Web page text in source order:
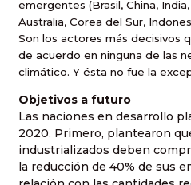
emergentes (Brasil, China,
Australia, Corea del Sur,
Son los actores más decisivos
de acuerdo en ninguna de las
climático. Y ésta no fue la
Objetivos a futuro
Las naciones en desarrollo
2020. Primero, plantearon
industrializados deben
la reducción de 40% de sus